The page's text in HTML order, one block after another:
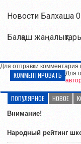
Новости Балхаша
Балқаш
Для отправки комментария
КОММЕНТИРОВАТЬ Для
ПОПУЛЯРНОЕ НОВОЕ
Внимание!
Народный рейтинг